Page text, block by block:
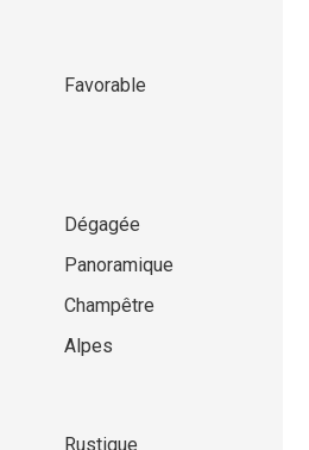
Favorable
Dégagée
Panoramique
Champêtre
Alpes
Rustique